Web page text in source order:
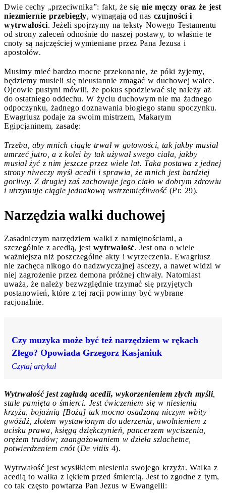
Dwie cechy „przeciwnika”: fakt, że się nie męczy oraz że jest
niezmiernie przebiegły, wymagają od nas czujności i
wytrwałości. Jeżeli spojrzymy na teksty Nowego Testamentu
od strony zaleceń odnośnie do naszej postawy, to właśnie te
cnoty są najczęściej wymieniane przez Pana Jezusa i
apostołów.
Musimy mieć bardzo mocne przekonanie, że póki żyjemy,
będziemy musieli się nieustannie zmagać w duchowej walce.
Ojcowie pustyni mówili, że pokus spodziewać się należy aż
do ostatniego oddechu. W życiu duchowym nie ma żadnego
odpoczynku, żadnego doznawania błogiego stanu spoczynku.
Ewagriusz podaje za swoim mistrzem, Makarym
Egipcjaninem, zasadę:
Trzeba, aby mnich ciągle trwał w gotowości, tak jakby musiał
umrzeć jutro, a z kolei by tak używał swego ciała, jakby
musiał żyć z nim jeszcze przez wiele lat. Taka postawa z jednej
strony niweczy myśl acedii i sprawia, że mnich jest bardziej
gorliwy. Z drugiej zaś zachowuje jego ciało w dobrym zdrowiu
i utrzymuje ciągle jednakową wstrzemięźliwość(Pr. 29).
Narzędzia walki duchowej
Zasadniczym narzędziem walki z namiętnościami, a
szczególnie z acedią, jest wytrwałość. Jest ona o wiele
ważniejsza niż poszczególne akty i wyrzeczenia. Ewagriusz
nie zachęca nikogo do nadzwyczajnej ascezy, a nawet widzi w
niej zagrożenie przez demona próżnej chwały. Natomiast
uważa, że należy bezwzględnie trzymać się przyjętych
postanowień, które z tej racji powinny być wybrane
racjonalnie.
Czy muzyka może być też narzędziem w rękach
Złego? Opowiada Grzegorz Kasjaniuk
Czytaj artykuł
Wytrwałość jest zagładą acedii, wykorzenieniem złych myśli,
stale pamięta o śmierci. Jest ćwiczeniem się w niesieniu
krzyża, bojaźnią [Bożą] tak mocno osadzoną niczym wbity
gwóźdź, złotem wystawionym do uderzenia, uwolnieniem z
ucisku prawa, księgą dziękczynień, pancerzem wyciszenia,
orężem trudów; zaangażowaniem w dzieła szlachetne,
potwierdzeniem cnót(De vitiis 4).
Wytrwałość jest wysiłkiem niesienia swojego krzyża. Walka z
acedią to walka z lękiem przed śmiercią. Jest to zgodne z tym,
co tak często powtarza Pan Jezus w Ewangelii: